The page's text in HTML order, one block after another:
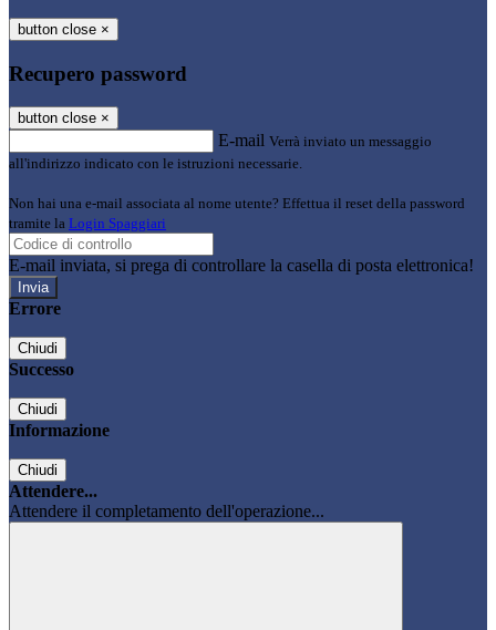
button close ×
Recupero password
button close ×
E-mail Verrà inviato un messaggio
all'indirizzo indicato con le istruzioni necessarie.
Non hai una e-mail associata al nome utente? Effettua il reset della password
tramite la Login Spaggiari
E-mail inviata, si prega di controllare la casella di posta elettronica!
Errore
Chiudi
Successo
Chiudi
Informazione
Chiudi
Attendere...
Attendere il completamento dell'operazione...